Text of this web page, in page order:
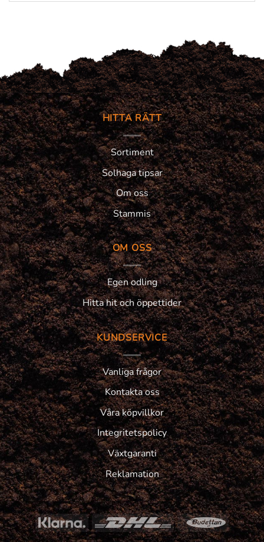
HITTA RÄTT
Sortiment
Solhaga tipsar
Om oss
Stammis
OM OSS
Egen odling
Hitta hit och öppettider
KUNDSERVICE
Vanliga frågor
Kontakta oss
Våra köpvillkor
Integritetspolicy
Växtgaranti
Reklamation